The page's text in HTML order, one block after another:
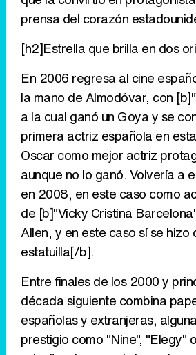
prensa del corazón
[h2]Estrella que brilla en dos
En 2006 regresa al cine
la mano de Almodóvar, con
a la cual ganó un Goya y se
primera actriz española en
Oscar como mejor actriz
aunque no lo ganó. Volvería a
en 2008, en este caso como
de [b]"Vicky Cristina
Allen, y en este caso sí se hizo
estatuilla[/b].
Entre finales de los 2000 y
década siguiente combina
españolas y extranjeras,
prestigio como "Nine", "Elegy"